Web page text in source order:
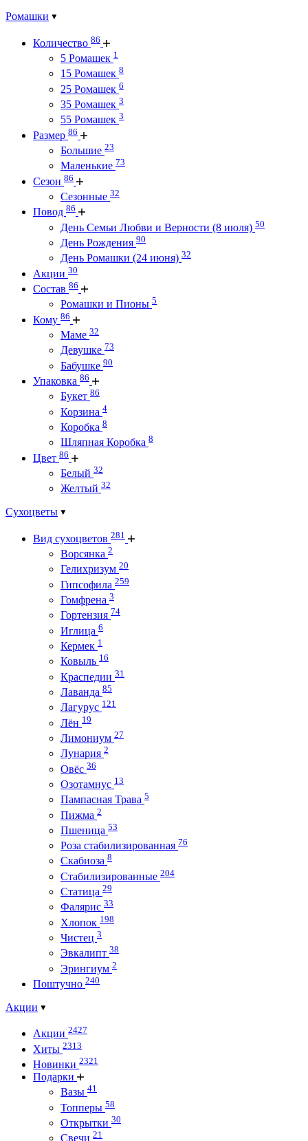
Ромашки
Количество 86
5 Ромашек 1
15 Ромашек 8
25 Ромашек 6
35 Ромашек 3
55 Ромашек 3
Размер 86
Большие 23
Маленькие 73
Сезон 86
Сезонные 32
Повод 86
День Семьи Любви и Верности (8 июля) 50
День Рождения 90
День Ромашки (24 июня) 32
Акции 30
Состав 86
Ромашки и Пионы 5
Кому 86
Маме 32
Девушке 73
Бабушке 90
Упаковка 86
Букет 86
Корзина 4
Коробка 8
Шляпная Коробка 8
Цвет 86
Белый 32
Желтый 32
Сухоцветы
Вид сухоцветов 281
Ворсянка 2
Гелихризум 20
Гипсофила 259
Гомфрена 3
Гортензия 74
Иглица 6
Кермек 1
Ковыль 16
Краспедии 31
Лаванда 85
Лагурус 121
Лён 19
Лимониум 27
Лунария 2
Овёс 36
Озотамнус 13
Пампасная Трава 5
Пижма 2
Пшеница 53
Роза стабилизированная 76
Скабиоза 8
Стабилизированные 204
Статица 29
Фалярис 33
Хлопок 198
Чистец 3
Эвкалипт 38
Эрингиум 2
Поштучно 240
Акции
Акции 2427
Хиты 2313
Новинки 2321
Подарки
Вазы 41
Топперы 58
Открытки 30
Свечи 21